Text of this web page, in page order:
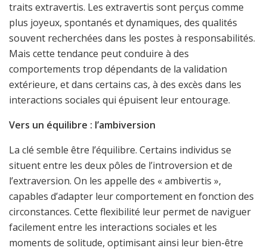
traits extravertis. Les extravertis sont perçus comme
plus joyeux, spontanés et dynamiques, des qualités
souvent recherchées dans les postes à responsabilités.
Mais cette tendance peut conduire à des
comportements trop dépendants de la validation
extérieure, et dans certains cas, à des excès dans les
interactions sociales qui épuisent leur entourage.
Vers un équilibre : l’ambiversion
La clé semble être l’équilibre. Certains individus se
situent entre les deux pôles de l’introversion et de
l’extraversion. On les appelle des « ambivertis »,
capables d’adapter leur comportement en fonction des
circonstances. Cette flexibilité leur permet de naviguer
facilement entre les interactions sociales et les
moments de solitude, optimisant ainsi leur bien-être